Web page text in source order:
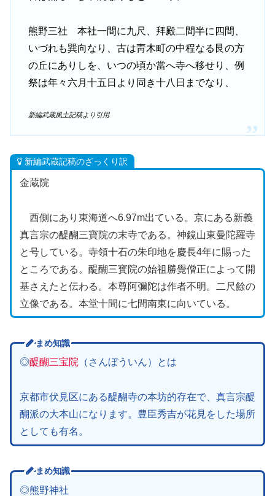
熊野三社 本社一間に九尺、拜殿二間半に四間、
いづれも巽向なり、古は靑木町の中程なる艮の方
の丘にありしを、いつの頃か當へ寺へ移せり、例
祭は年々六月十五日より同き十八日までなり、
新編武蔵風土記稿より引用
新編武蔵記稿のざっくり訳
金蔵院
西側にあり東海道へ6.97m出ている。京にある新義
真言宗の醍醐三寶院の末寺である。神鏡山東曼陀羅寺
と号している。寺領十石の朱印地を慶長4年に賜った
ところである。醍醐三寳院の始祖勝覺僧正によって開
基さえたと伝わる。本尊阿彌陀は作者不明。二尺餘の
立像である。本堂十間に七間南東に向いている。
まめ知識
◎醍醐三宝院（さんぼういん）とは
京都市伏見区にある醍醐寺の本坊的存在で、真言宗醍
醐派の大本山になります。豊臣秀吉が花見をした場所
としても有名。
まめ知識
◎熊野神社